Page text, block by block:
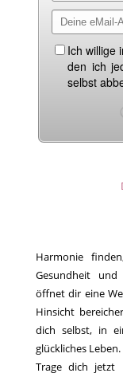
Harmonie
Gesundheit
öffnet dir eine
Hinsicht
dich selbst, in
glückliches
Trage dich jetzt